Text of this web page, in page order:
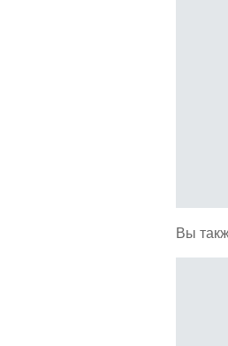
Вы